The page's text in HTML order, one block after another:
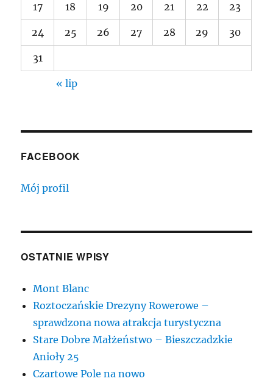
17 18 19 20 21 22 23
24 25 26 27 28 29 30
31
« lip
FACEBOOK
Mój profil
OSTATNIE WPISY
Mont Blanc
Roztoczańskie Drezyny Rowerowe –
sprawdzona nowa atrakcja turystyczna
Stare Dobre Małżeństwo – Bieszczadzkie
Anioły 25
Czartowe Pole na nowo